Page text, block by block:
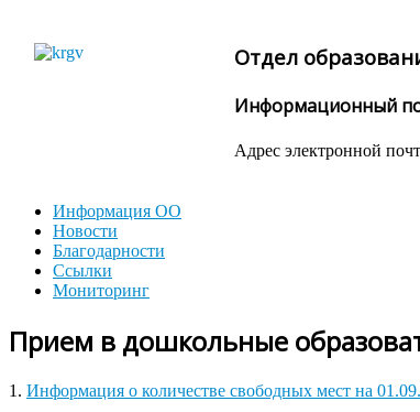
Отдел
Информационный
Адрес электронной
Информация ОО
Новости
Благодарности
Ссылки
Мониторинг
Прием в дошкольные
1. Информация о количестве свободных мест на